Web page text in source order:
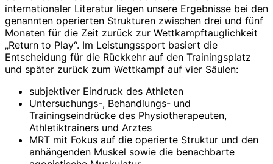
internationaler Literatur liegen unsere Ergebnisse bei den
genannten operierten Strukturen zwischen drei und fünf
Monaten für die Zeit zurück zur Wettkampftauglichkeit
„Return to Play“. Im Leistungssport basiert die
Entscheidung für die Rückkehr auf den Trainingsplatz
und später zurück zum Wettkampf auf vier Säulen:
subjektiver Eindruck des Athleten
Untersuchungs-, Behandlungs- und
Trainingseindrücke des Physiotherapeuten,
Athletiktrainers und Arztes
MRT mit Fokus auf die operierte Struktur und den
anhängenden Muskel sowie die benachbarte